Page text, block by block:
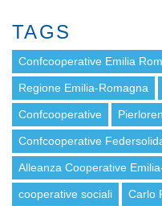
TAGS
Confcooperative Emilia
Regione Emilia-Romagna
Confcooperative
Confcooperative
Alleanza Cooperative
cooperative sociali Carlo